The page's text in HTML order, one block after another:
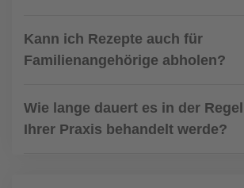
Kann ich Rezepte auch für
Familienangehörige abholen?
Wie lange dauert es in der
Ihrer Praxis behandelt werde?